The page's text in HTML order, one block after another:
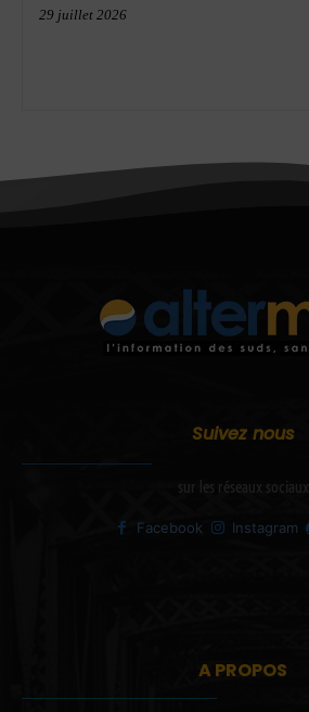
29 juillet 2026
Suivez nous
sur les réseaux sociaux
Facebook Instagram
A PROPOS